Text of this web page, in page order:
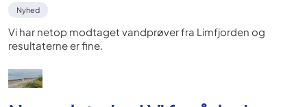
Nyhed
Vi har netop modtaget vandprøver fra Limfjorden og
resultaterne er fine.